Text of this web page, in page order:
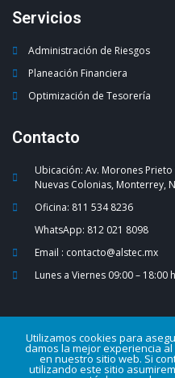
Servicios
Administración de Riesgos
Planeación Financiera
Optimización de Tesorería
Contacto
Ubicación: Av. Morones
Nuevas Colonias, Monterrey,
Oficina: 811 534 8236
WhatsApp: 812 021 8098
Email : contacto@alstec.mx
Lunes a Viernes 09:00 – 18:00
ALSTEC Consulting 2026 Derechos
Utilizamos cookies para
damos la mejor experiencia
en nuestro sitio web. Si
utilizando este sitio